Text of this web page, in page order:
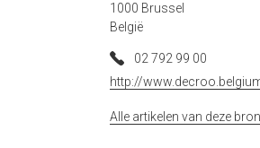
1000 Brussel
België
02 792 99 00
http://
Alle artikelen van deze bron